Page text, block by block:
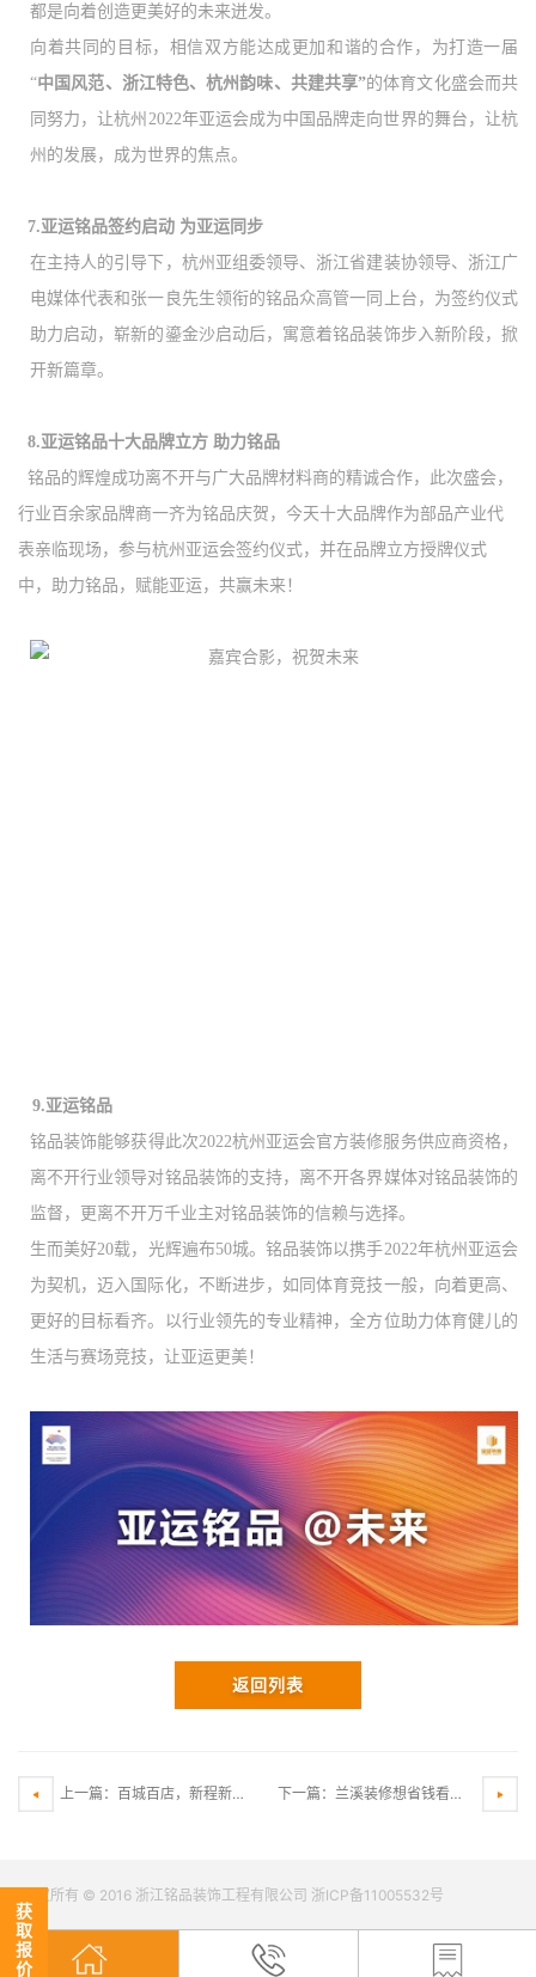
都是向着创造更美好的未来迸发。
向着共同的目标，相信双方能达成更加和谐的合作，为打造一届
“中国风范、浙江特色、杭州韵味、共建共享”的体育文化盛会而共
同努力，让杭州 2022年亚运会成为中国品牌走向世界的舞台，让杭
州的发展，成为世界的焦点。
7.亚运铭品签约启动 为亚运同步
在主持人的引导下，杭州亚组委领导、浙江省建装协领导、浙江广
电媒体代表和张一良先生领衔的铭品众高管一同上台，为签约仪式
助力启动，崭新的鎏金沙启动后，寓意着铭品装饰步入新阶段，掀
开新篇章。
8.亚运铭品十大品牌立方 助力铭品
铭品的辉煌成功离不开与广大品牌材料商的精诚合作，此次盛会，
行业百余家品牌商一齐为铭品庆贺，今天十大品牌作为部品产业代
表亲临现场，参与杭州亚运会签约仪式，并在品牌立方授牌仪式
中，助力铭品，赋能亚运，共赢未来！
9.亚运铭品
铭品装饰能够获得此次2022杭州亚运会官方装修服务供应商资格，
离不开行业领导对铭品装饰的支持，离不开各界媒体对铭品装饰的
监督，更离不开万千业主对铭品装饰的信赖与选择。
生而美好20载，光辉遍布50城。铭品装饰以携手2022年杭州亚运会
为契机，迈入国际化，不断进步，如同体育竞技一般，向着更高、
更好的目标看齐。以行业领先的专业精神，全方位助力体育健儿的
生活与赛场竞技，让亚运更美！
返回列表
上一篇：百城百店，新程新篇，铭品装饰兰溪分公司开工典礼隆重举行！ 下一篇：兰溪装修想省钱看这里，铭品【跨年保价】倒计时11天，现在定装修可享受11重豪华大礼～
获
取
报
价
版权所有 © 2016 浙江铭品装饰工程有限公司 浙ICP备11005532号